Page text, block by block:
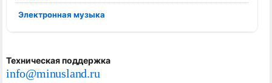
Электронная музыка
Техническая поддержка
info@minusland.ru